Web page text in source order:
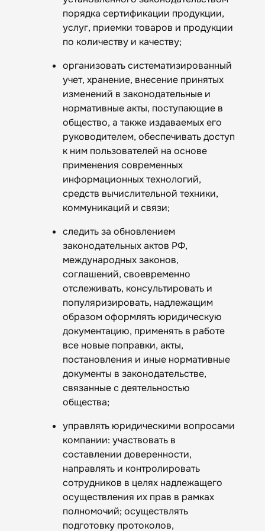
порядка сертификации продукции,
услуг, приемки товаров и продукции
по количеству и качеству;
организовать систематизированный
учет, хранение, внесение принятых
изменений в законодательные и
нормативные акты, поступающие в
общество, а также издаваемых его
руководителем, обеспечивать доступ
к ним пользователей на основе
применения современных
информационных технологий,
средств вычислительной техники,
коммуникаций и связи;
следить за обновлением
законодательных актов РФ,
международных законов,
соглашений, своевременно
отслеживать, консультировать и
популяризировать, надлежащим
образом оформлять юридическую
документацию, применять в работе
все новые поправки, акты,
постановления и иные нормативные
документы в законодательстве,
связанные с деятельностью
общества;
управлять юридическими вопросами
компании: участвовать в
составлении доверенности,
направлять и контролировать
сотрудников в целях надлежащего
осуществления их прав в рамках
полномочий; осуществлять
подготовку протоколов,